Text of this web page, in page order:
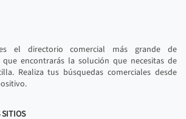
el directorio comercial más grande de
encontrarás la solución que necesitas de
Realiza tus búsquedas comerciales desde
SITIOS